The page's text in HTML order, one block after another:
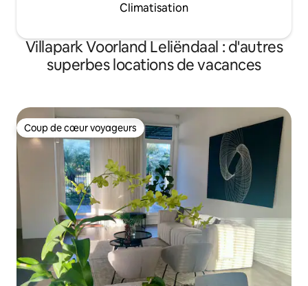
Climatisation
Villapark Voorland Leliëndaal : d'autres
superbes locations de vacances
Coup de cœur voyageurs
Coup de cœur voyageurs